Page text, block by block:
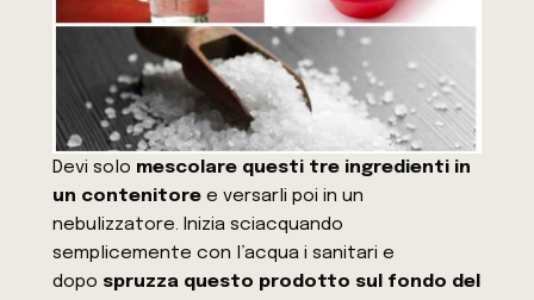
Devi solo mescolare questi tre ingredienti in
un contenitore e versarli poi in un
nebulizzatore. Inizia sciacquando
semplicemente con l’acqua i sanitari e
dopo spruzza questo prodotto sul fondo del